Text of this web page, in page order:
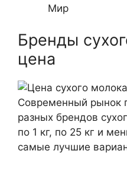
Мир
Бренды
цена
Современный рынок
разных брендов
по 1 кг, по 25 кг и
самые лучшие